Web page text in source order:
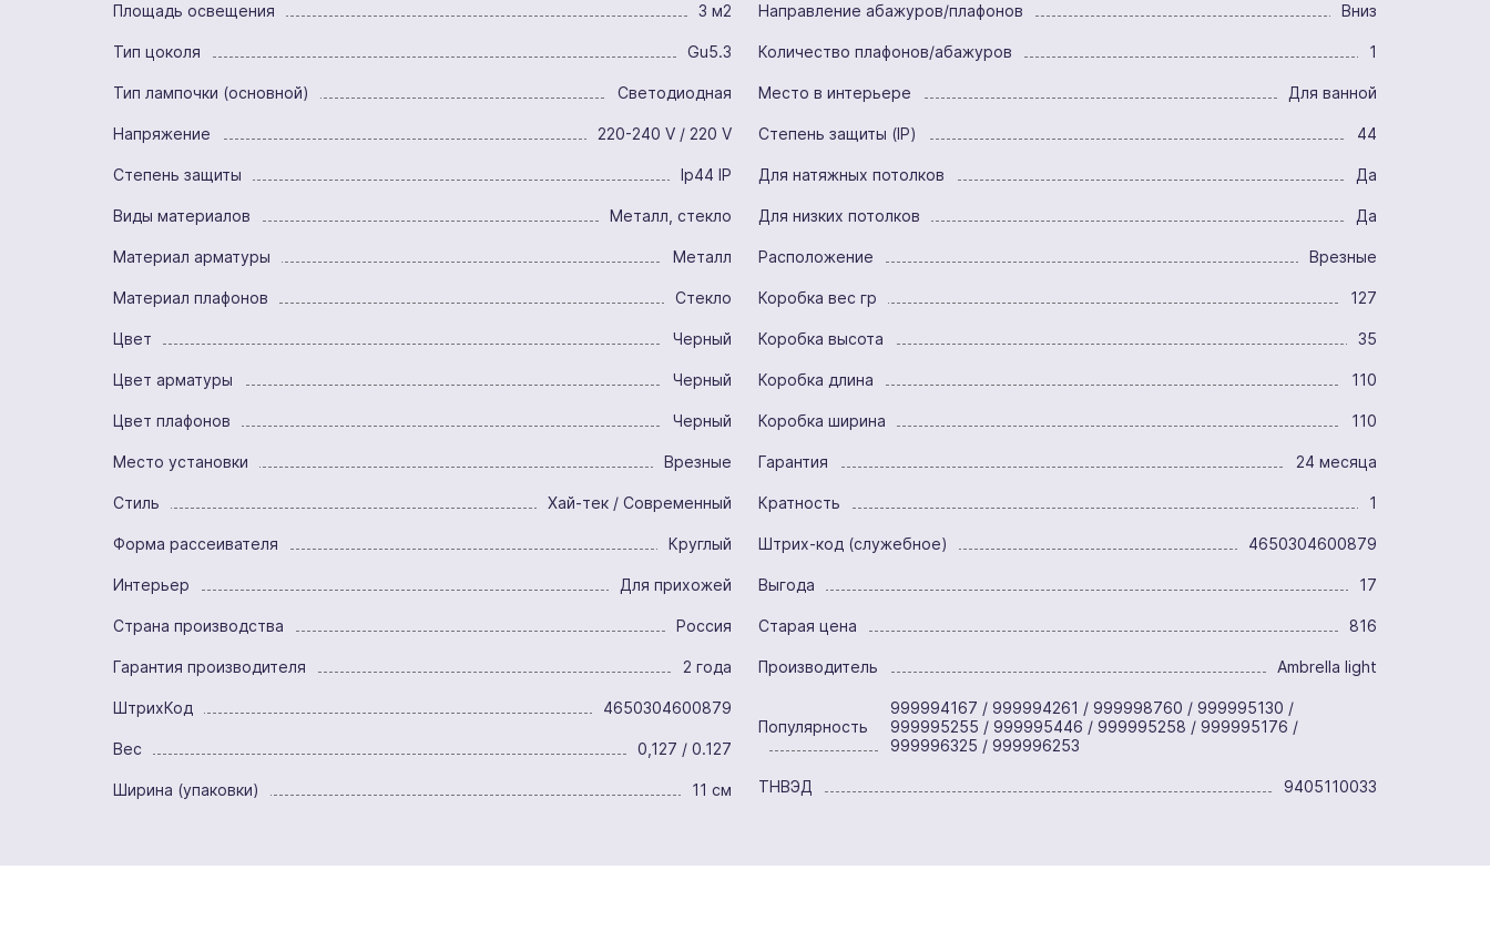
Площадь освещения 3 м2
Тип цоколя Gu5.3
Тип лампочки (основной) Светодиодная
Напряжение 220-240 V / 220 V
Степень защиты Ip44 IP
Виды материалов Металл, стекло
Материал арматуры Металл
Материал плафонов Стекло
Цвет Черный
Цвет арматуры Черный
Цвет плафонов Черный
Место установки Врезные
Стиль Хай-тек / Современный
Форма рассеивателя Круглый
Интерьер Для прихожей
Страна производства Россия
Гарантия производителя 2 года
ШтрихКод 4650304600879
Вес 0,127 / 0.127
Ширина (упаковки) 11 см
Направление абажуров/плафонов Вниз
Количество плафонов/абажуров 1
Место в интерьере Для ванной
Степень защиты (IP) 44
Для натяжных потолков Да
Для низких потолков Да
Расположение Врезные
Коробка вес гр 127
Коробка высота 35
Коробка длина 110
Коробка ширина 110
Гарантия 24 месяца
Кратность 1
Штрих-код (служебное) 4650304600879
Выгода 17
Старая цена 816
Производитель Ambrella light
Популярность
999994167 / 999994261 / 999998760 / 999995130 /
999995255 / 999995446 / 999995258 / 999995176 /
999996325 / 999996253
ТНВЭД 9405110033